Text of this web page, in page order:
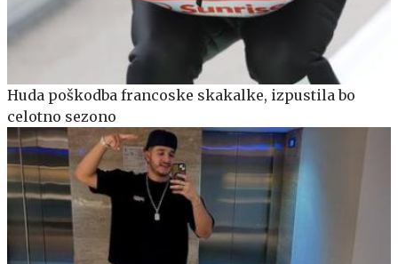
Huda poškodba francoske skakalke, izpustila bo
celotno sezono